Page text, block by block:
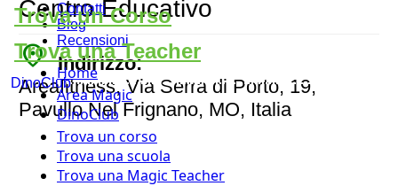
Contatti
Blog
Recensioni
Home
Area Magic
DinoClub
Trova un corso
Trova una scuola
Trova una Magic Teacher
Trova un Corso
Trova una Teacher
DinoClub
Centro Educativo
place Indirizzo:
Areafitness, Via Serra di Porto, 19,
Pavullo Nel Frignano, MO, Italia